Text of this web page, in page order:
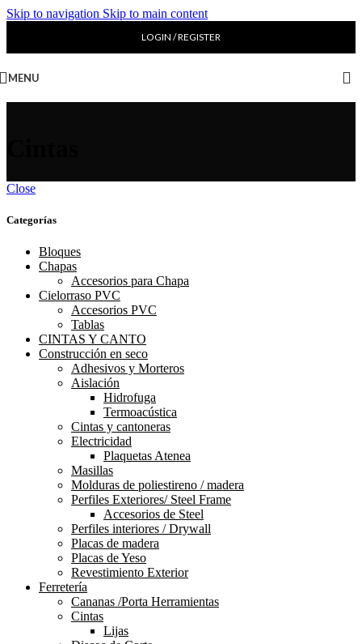
Skip to navigation Skip to main content
LOGIN / REGISTER
MENU
Close
Categorías
Bloques
Chapas
Accesorios para Chapa
Cielorraso PVC
Accesorios PVC
Tablas
CINTAS Y CANTO
Construcción en seco
Adhesivos y Morteros
Aislación
Hidrofuga
Termoacústica
Cintas y cantoneras
Electricidad
Plaquetas Atenea
Masillas
Molduras de poliestireno / madera
Perfiles Exteriores/ Steel Frame
Accesorios de Steel
Perfiles interiores / Drywall
Placas de madera
Placas de Yeso
Revestimiento Exterior
Ferretería
Cananas /Porta Herramientas
Cintas
Lijas